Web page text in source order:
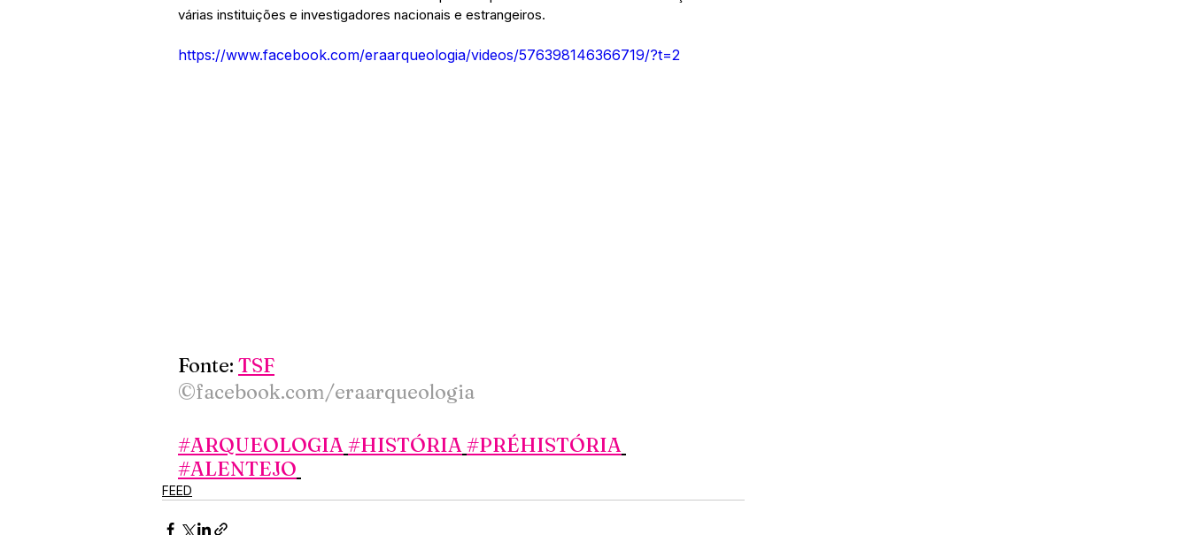
várias instituições e investigadores nacionais e estrangeiros.
https://www.facebook.com/eraarqueologia/videos/576398146366719/?t=2
Fonte: TSF
©facebook.com/eraarqueologia
#ARQUEOLOGIA#HISTÓRIA#PRÉHISTÓRIA
#ALENTEJO
FEED